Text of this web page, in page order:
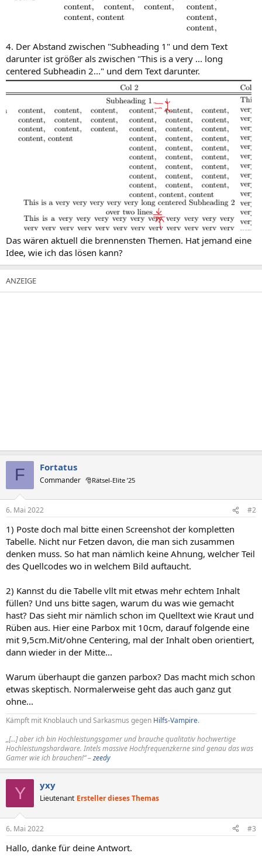
4. Der Abstand zwischen "Subheading 1" und dem Text
darunter ist größer als zwischen "This is a very ... long
centered Subheadin 2..." und dem Text darunter.
Das wären aktuell die brennensten Themen. Hat jemand eine
Idee, wie ich das lösen kann?
F Fortatus
Commander 🎅Rätsel-Elite ’25
6. Mai 2022 #2
1) Poste doch mal bitte einen Screenshot der kompletten
Tabelle. Nicht nur Fetzen davon, die man sich zusammen
denken muss. So hat man nämlich keine Ahnung, welcher Teil
des Quellcodes wo in welchem Bild auftaucht.
2) Kannst du die Tabelle vllt mit etwas mehr echtem Inhalt
füllen? Und uns bitte sagen, warum du was wie gemacht
hast? Das sieht mir nämlich schon im Quelltext wie Kraut und
Rüben aus. Hier eine Parbox mit 10cm, darauf folgende eine
mit 9,5cm.Mit/ohne Centering, mal der Inhalt oben orientiert,
dann wieder in der Mitte...
Warum überhaupt die ganzen parbox? Das macht mich schon
etwas skeptisch. Normalerweise geht das auch ganz gut
ohne...
Kämpft mit Knoblauch und Sarkasmus gegen Hilfs-Vampire.
„[...] aber ich bin Hochleistungsgamer und brauche qualitativ hochwertige
Hochleistungshardware. Intels massive Hochfrequenzkerne sind genau das was
Gamer wie ich brauchen!“ –zeedy
Y yxy
Lieutenant Ersteller dieses Themas
6. Mai 2022 #3
Hallo, danke für deine Antwort.